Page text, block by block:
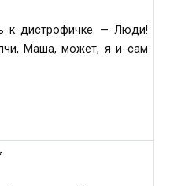
к дистрофичке. — Люди!
Маша, может, я и сам